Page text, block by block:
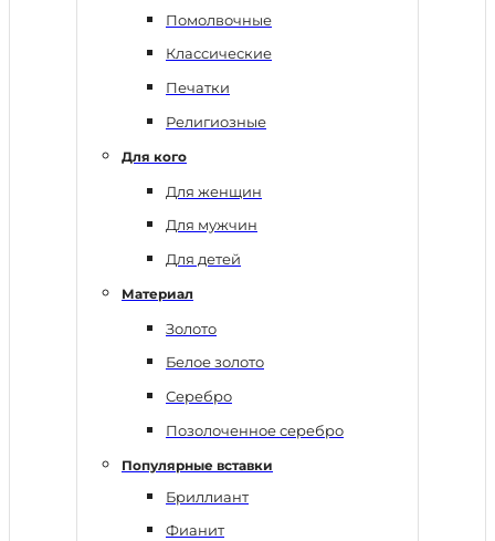
Помолвочные
Классические
Печатки
Религиозные
Для кого
Для женщин
Для мужчин
Для детей
Материал
Золото
Белое золото
Серебро
Позолоченное серебро
Популярные вставки
Бриллиант
Фианит